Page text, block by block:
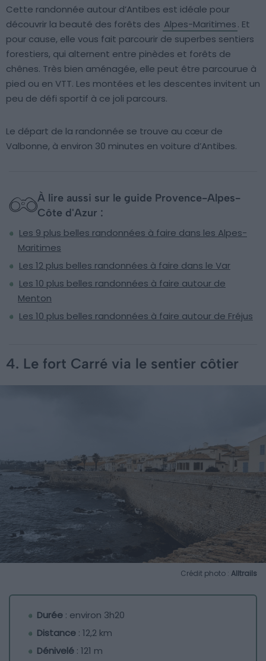
Cette randonnée autour d’Antibes est idéale pour
découvrir la beauté des forêts des Alpes-Maritimes. Et
pour cause, elle vous fait parcourir de superbes sentiers
forestiers, qui alternent entre pinèdes et forêts de
chênes. Très bien aménagée, elle peut être parcourue à
pied ou en VTT. Les montées et les descentes invitent un
peu de défi sportif à ce joli parcours.
Le départ de la randonnée se trouve au cœur de
Valbonne, à environ 30 minutes en voiture d’Antibes.
À lire aussi sur le guide Provence-Alpes-
Côte d'Azur :
Les 9 plus belles randonnées à faire dans les Alpes-
Maritimes
Les 12 plus belles randonnées à faire dans le Var
Les 10 plus belles randonnées à faire autour de
Menton
Les 10 plus belles randonnées à faire autour de Fréjus
4. Le fort Carré via le sentier côtier
Crédit photo : Alltrails
Durée : environ 3h20
Distance : 12,2 km
Dénivelé : 121 m